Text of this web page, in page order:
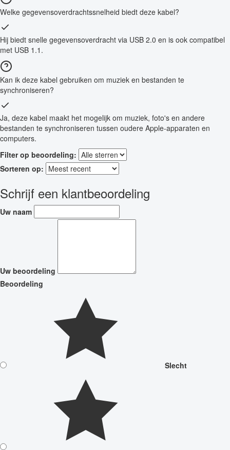
Welke gegevensoverdrachtssnelheid biedt deze kabel?
Hij biedt snelle gegevensoverdracht via USB 2.0 en is ook compatibel
met USB 1.1.
Kan ik deze kabel gebruiken om muziek en bestanden te
synchroniseren?
Ja, deze kabel maakt het mogelijk om muziek, foto's en andere
bestanden te synchroniseren tussen oudere Apple-apparaten en
computers.
Filter op beoordeling:
Sorteren op:
Schrijf een klantbeoordeling
Uw naam
Uw beoordeling
Beoordeling
Slecht